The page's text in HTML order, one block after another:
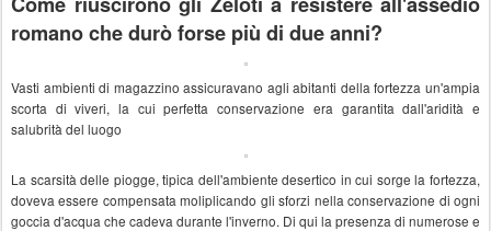
romano che durò forse più di due anni?
Vasti ambienti di magazzino assicuravano agli abitanti della fortezza un'ampia
scorta di viveri, la cui perfetta conservazione era garantita dall'aridità e
salubrità del luogo
La scarsità delle piogge, tipica dell'ambiente desertico in cui sorge la fortezza,
doveva essere compensata moliplicando gli sforzi nella conservazione di ogni
goccia d'acqua che cadeva durante l'inverno. Di qui la presenza di numerose e